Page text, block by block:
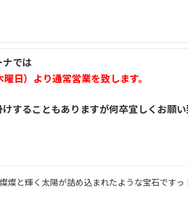
ナでは
日）より通常営業を致します。
することもありますが何卒宜しくお願い
燦と輝く太陽が詰め込まれたような宝石です